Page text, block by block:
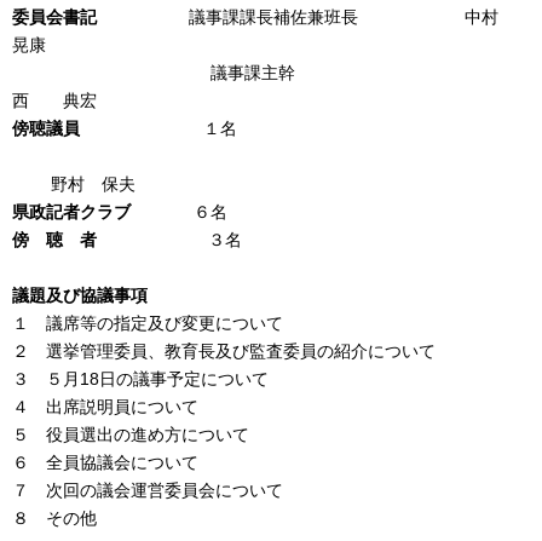
委員会書記議事課課長補佐兼班長 中村
晃康
議事課主幹
西 典宏
傍聴議員 １名
野村 保夫
県政記者クラブ６名
傍 聴 者 ３名
議題及び協議事項
１ 議席等の指定及び変更について
２ 選挙管理委員、教育長及び監査委員の紹介について
３ ５月18日の議事予定について
４ 出席説明員について
５ 役員選出の進め方について
６ 全員協議会について
７ 次回の議会運営委員会について
８ その他